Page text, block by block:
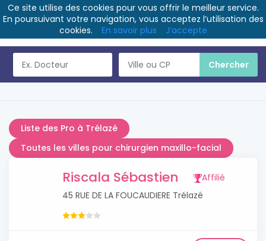
Liste des Pro à Trélazé
Toutes les villes pour chirurgien maxillo-facial
Riscala Sébastien
Affilié
45 RUE DE LA FOUCAUDIERE Trélazé
Ce site utilise des cookies pour vous offrir le meilleur service.
En poursuivant votre navigation, vous acceptez l’utilisation des
cookies.
En savoir plus J’accepte